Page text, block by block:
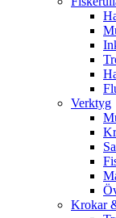
Verktyg
Krokar